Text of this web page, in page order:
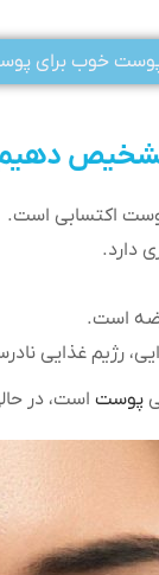
پوست خوب برای
اکتسابی است.
دارد.
است.
رژیم غذایی
پوست است، در